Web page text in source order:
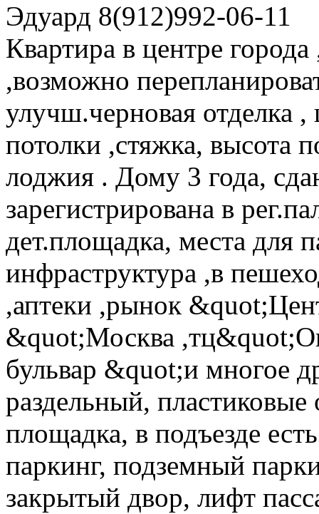
Эдуард 8(912)992-06-11
Квартира в центре
,возможно
улучш.черновая отделка
потолки ,стяжка, высота
лоджия . Дому 3 года,
зарегистрирована в
дет.площадка, места для
инфраструктура ,в
,аптеки ,рынок
&quot;Москва
бульвар &quot;и многое
раздельный, пластиковые
площадка, в подъезде
паркинг, подземный
закрытый двор, лифт